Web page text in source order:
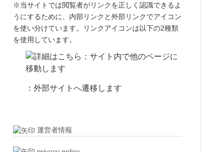
※当サイトでは閲覧者がリンクを正しく認識できるよ
うにするために、内部リンクと外部リンクでアイコン
を使い分けています。リンクアイコンは以下の2種類
を使用しています。
：サイト内で他のページに
移動します
：外部サイトへ遷移します
運営者情報